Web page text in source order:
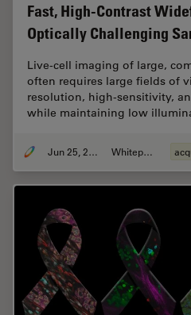
Fast, High-Contrast
Optically Challenging
Live‑cell imaging of large,
often requires large fields of
resolution, high-sensitivity,
while maintaining low
Jun 25, 2026 Whitepaper